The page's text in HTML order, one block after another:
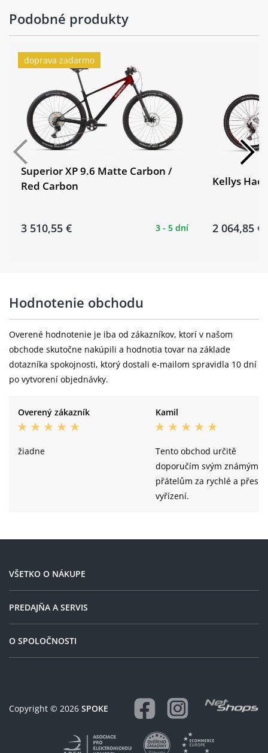
Podobné produkty
doprava zadarmo
Superior XP 9.6 Matte Carbon /
Red Carbon
3 510,55 € 3 - 5 dní
Kellys
2 064,85 €
Hodnotenie obchodu
Overené hodnotenie je iba od zákazníkov, ktorí v našom
obchode skutočne nakúpili a hodnotia tovar na základe
dotazníka spokojnosti, ktorý dostali e-mailom spravidla 10 dní
po vytvorení objednávky.
Overený zákazník
žiadne
Kamil
Tento obchod určitě
doporučím svým známým a
přátelům za rychlé a přesné
vyřízení.
VŠETKO O NÁKUPE
PREDAJŇA A SERVIS
O SPOLOČNOSTI
Copyright © 2026 SPOKE